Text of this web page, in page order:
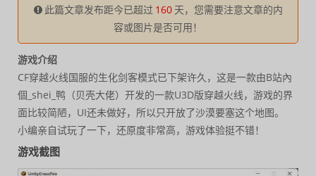
此篇文章发布距今已超过 160 天，您需要注意文章的内
容或图片是否可用！
游戏介绍
CF穿越火线国服的生化剑客模式已下架许久，这是一款由B站內
個_shei_鸭（贝壳大佬）开发的一款U3D版穿越火线，游戏的界
面比较简陋，UI还未做好，所以只开放了沙漠要塞这个地图。
小编亲自试玩了一下，还原度非常高，游戏体验挺不错！
游戏截图